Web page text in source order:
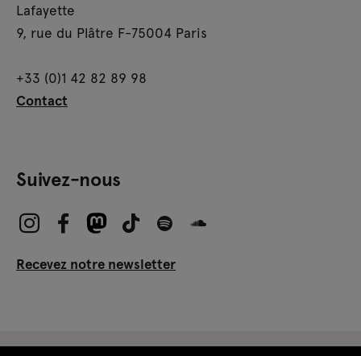
Lafayette
9, rue du Plâtre F-75004 Paris
+33 (0)1 42 82 89 98
Contact
Suivez-nous
Recevez notre newsletter